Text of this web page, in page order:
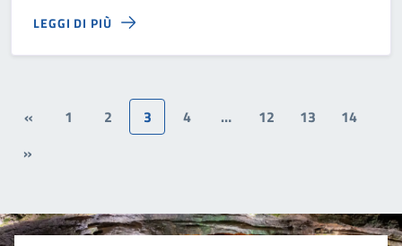
LEGGI DI PIÙ
« 1 2 3 4 … 12 13
14
»